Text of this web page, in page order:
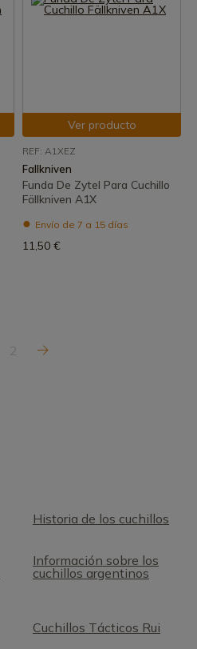
Ver producto
REF: A1XEZ
Fallkniven
Funda De Zytel Para Cuchillo
Fällkniven A1X
Envío de 7 a 15 días
11,50 €
2
Historia de los cuchillos
Información sobre los
cuchillos argentinos
Cuchillos Tácticos Rui